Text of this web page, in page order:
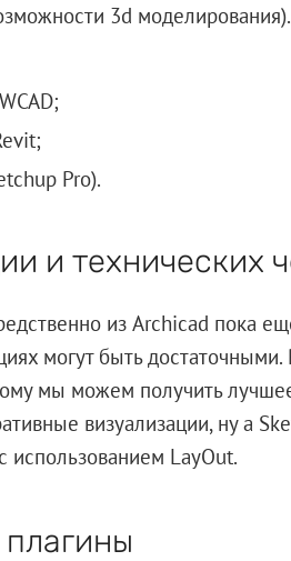
3d моделирования).
Pro).
и технических
из Archicad пока
могут быть
мы можем получить
визуализации, ну а
использованием LayOut.